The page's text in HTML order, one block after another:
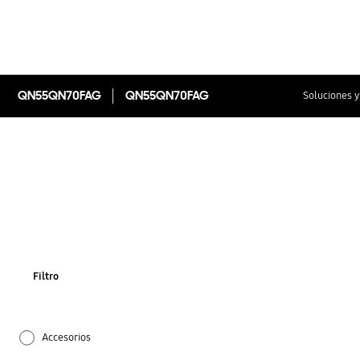
QN55QN70FAG QN55QN70FAG Soluciones
Filtro
Accesorios